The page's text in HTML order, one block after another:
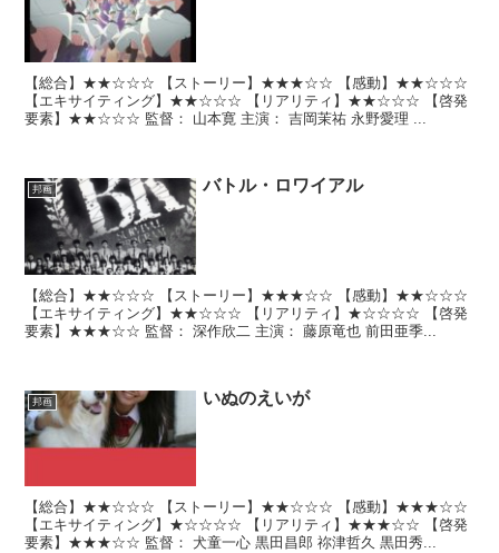
【総合】★★☆☆☆ 【ストーリー】★★★☆☆ 【感動】★★☆☆☆
【エキサイティング】★★☆☆☆ 【リアリティ】★★☆☆☆ 【啓発
要素】★★☆☆☆ 監督： 山本寛 主演： 吉岡茉祐 永野愛理 ...
邦画 バトル・ロワイアル
【総合】★★☆☆☆ 【ストーリー】★★★☆☆ 【感動】★★☆☆☆
【エキサイティング】★★☆☆☆ 【リアリティ】★☆☆☆☆ 【啓発
要素】★★★☆☆ 監督： 深作欣二 主演： 藤原竜也 前田亜季...
邦画 いぬのえいが
【総合】★★☆☆☆ 【ストーリー】★★☆☆☆ 【感動】★★★☆☆
【エキサイティング】★☆☆☆☆ 【リアリティ】★★★☆☆ 【啓発
要素】★★★☆☆ 監督： 犬童一心 黒田昌郎 祢津哲久 黒田秀...